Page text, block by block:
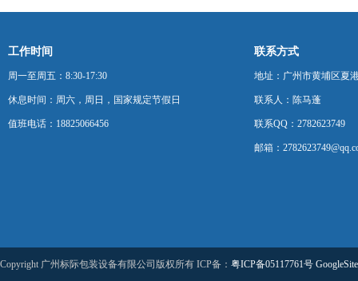
工作时间
周一至周五：8:30-17:30
休息时间：周六，周日，国家规定节假日
值班电话：18825066456
联系方式
地址：广州市黄埔区夏
联系人：陈马蓬
联系QQ：2782623749
邮箱：
Copyright 广州标际包装设备有限公司版权所有 ICP备： 粤ICP备05117761号